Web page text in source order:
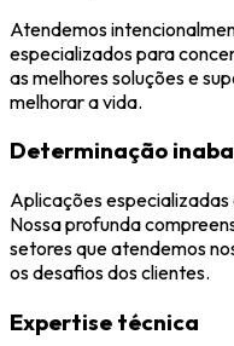
Atendemos
especializados para
as melhores soluções e
melhorar a vida.
Determinação
Aplicações
Nossa profunda
setores que atendemos
os desafios dos clientes.
Expertise técnica